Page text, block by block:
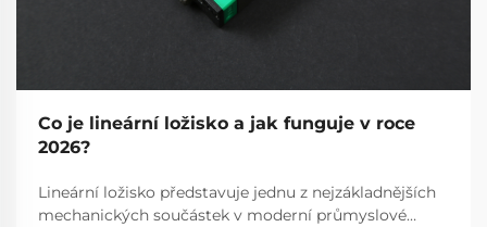
Co je lineární ložisko a jak funguje v roce
2026?
Lineární ložisko představuje jednu z nejzákladnějších
mechanických součástek v moderní průmyslové